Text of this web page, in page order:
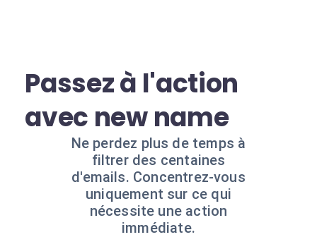
Passez à l'action
avec new name
Ne perdez plus de temps à
filtrer des centaines
d'emails. Concentrez-vous
uniquement sur ce qui
nécessite une action
immédiate.